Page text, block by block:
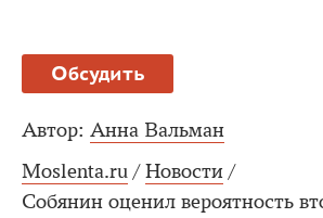
Обсудить
Автор: Анна Вальман
Moslenta.ru / Новости /
Собянин оценил вероятность